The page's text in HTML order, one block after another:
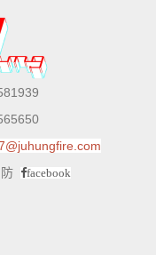
facebook